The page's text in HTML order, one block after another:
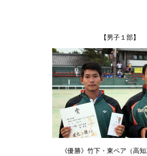
【男子１部】
《優勝》竹下・東ペア（高知